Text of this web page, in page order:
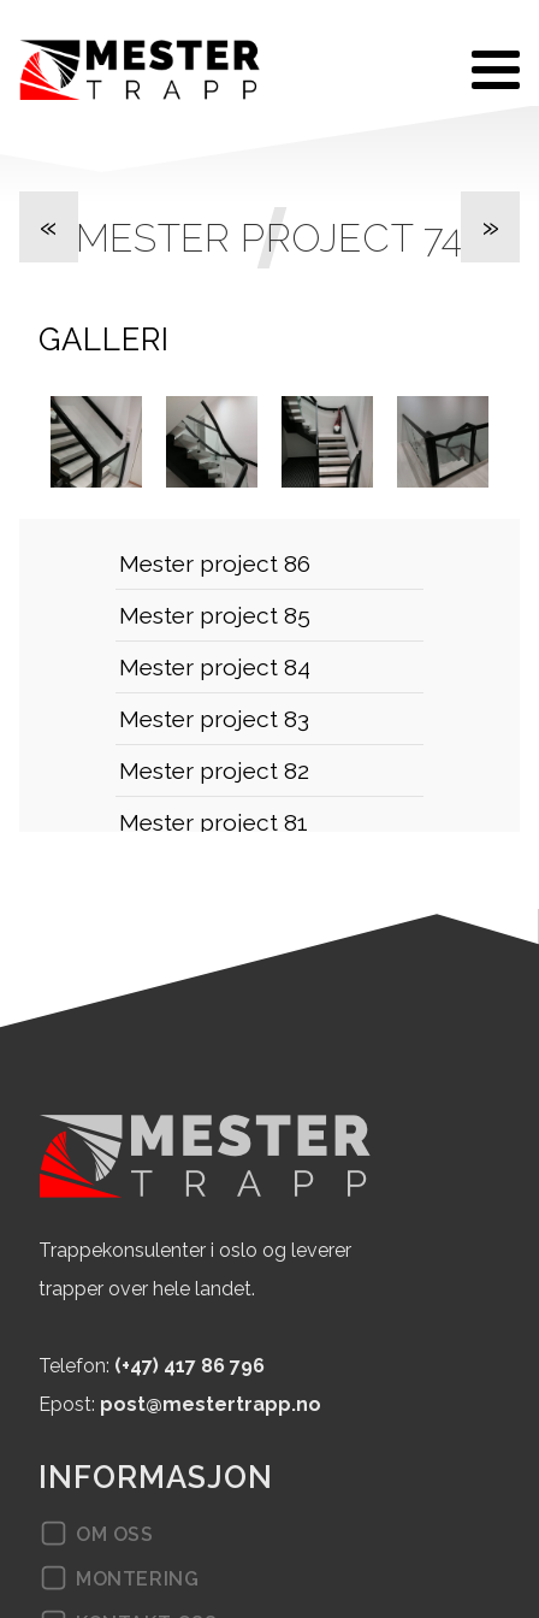
MESTER PROJECT 74
« »
Mester project 86
Mester project 85
Mester project 84
Mester project 83
Mester project 82
Mester project 81
Mester project 78
Mester project 75
Mester project 74
Mester project 73
Mester project 72
Mester project 70
Mester project 68
Mester project 67
GALLERI
Trappekonsulenter i oslo og leverer
trapper over hele landet.
Telefon: (+47) 417 86 796
Epost: post@mestertrapp.no
INFORMASJON
OM OSS
MONTERING